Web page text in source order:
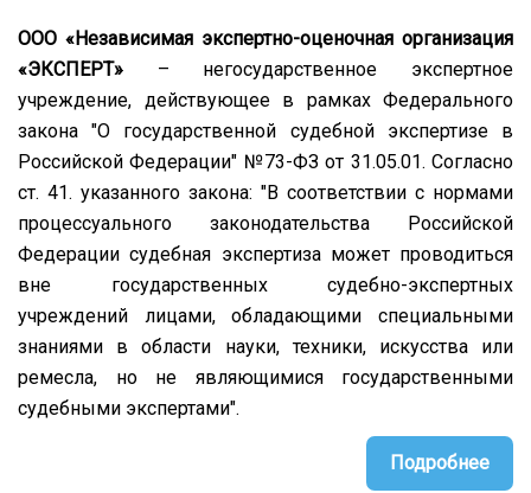
ООО «Независимая экспертно-оценочная организация
«ЭКСПЕРТ» – негосударственное экспертное
учреждение, действующее в рамках Федерального
закона "О государственной судебной экспертизе в
Российской Федерации" №73-ФЗ от 31.05.01. Согласно
ст. 41. указанного закона: "В соответствии с нормами
процессуального законодательства Российской
Федерации судебная экспертиза может проводиться
вне государственных судебно-экспертных
учреждений лицами, обладающими специальными
знаниями в области науки, техники, искусства или
ремесла, но не являющимися государственными
судебными экспертами".
Подробнее